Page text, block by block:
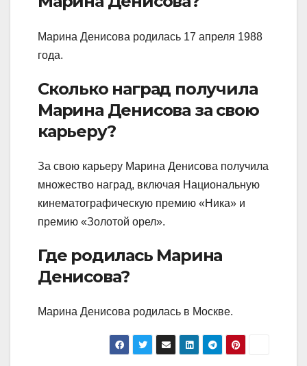
Марина Денисова родилась 17 апреля 1988
года.
Сколько наград получила
Марина Денисова за свою
карьеру?
За свою карьеру Марина Денисова получила
множество наград, включая Национальную
кинематографическую премию «Ника» и
премию «Золотой орел».
Где родилась Марина
Денисова?
Марина Денисова родилась в Москве.